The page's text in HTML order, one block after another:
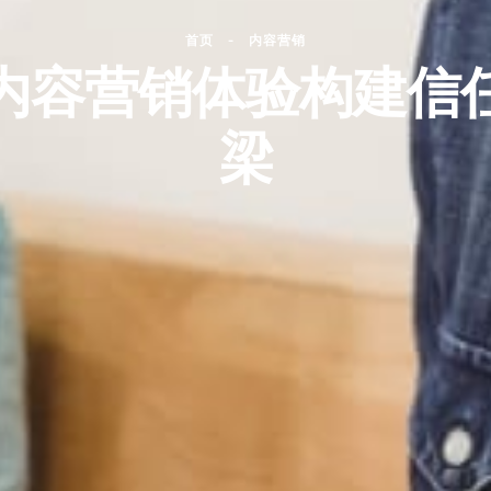
首页 - 内容营销
容营销体验构建信
梁